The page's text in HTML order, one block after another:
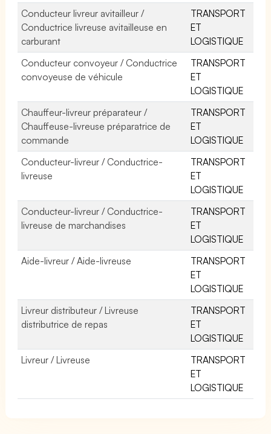
Conducteur livreur avitailleur /
Conductrice livreuse avitailleuse en
carburant
TRANSPORT
ET
LOGISTIQUE
Conducteur convoyeur / Conductrice
convoyeuse de véhicule
TRANSPORT
ET
LOGISTIQUE
Chauffeur-livreur préparateur /
Chauffeuse-livreuse préparatrice de
commande
TRANSPORT
ET
LOGISTIQUE
Conducteur-livreur / Conductrice-
livreuse
TRANSPORT
ET
LOGISTIQUE
Conducteur-livreur / Conductrice-
livreuse de marchandises
TRANSPORT
ET
LOGISTIQUE
Aide-livreur / Aide-livreuse
TRANSPORT
ET
LOGISTIQUE
Livreur distributeur / Livreuse
distributrice de repas
TRANSPORT
ET
LOGISTIQUE
Livreur / Livreuse
TRANSPORT
ET
LOGISTIQUE